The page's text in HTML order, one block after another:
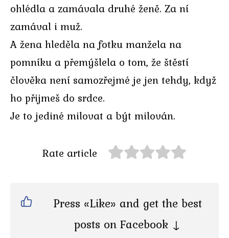
ohlédla a zamávala druhé ženě. Za ní
zamával i muž.
A žena hleděla na fotku manžela na
pomníku a přemýšlela o tom, že štěstí
člověka není samozřejmé je jen tehdy, když
ho přijmeš do srdce.
Je to jediné milovat a být milován.
Rate article
Press «Like» and get the best
posts on Facebook ↓